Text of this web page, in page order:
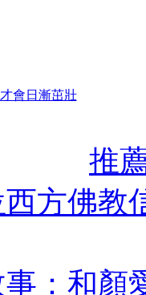
會日漸茁壯
推
西方佛
事：和